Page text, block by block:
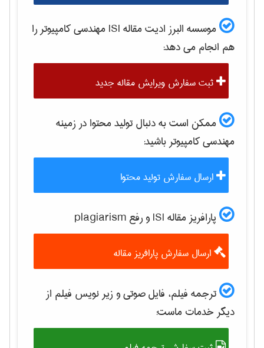
موسسه البرز ادیت مقاله ISI مهندسی كامپيوتررا
هم انجام می دهد:
ثبت سفارش ویرایش مقاله جدید
ممکن است به دنبال تولید محتوا در زمینه
مهندسی كامپيوترباشید:
ارسال سفارش تولید محتوا
پارافریز مقاله ISI و رفع plagiarism
ارسال سفارش پارافریز مقاله
ترجمه فیلم، فایل صوتی و زیر نویس فیلم از
دیگر خدمات ماست: